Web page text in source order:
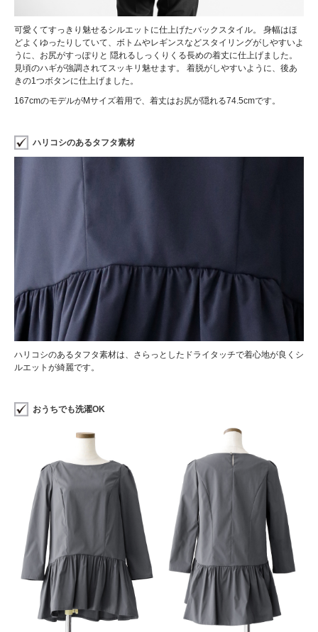
可愛くてすっきり魅せるシルエットに仕上げたバックスタイル。 身幅はほ
どよくゆったりしていて、ボトムやレギンスなどスタイリングがしやすいよ
うに、お尻がすっぽりと 隠れるしっくりくる長めの着丈に仕上げました。
見頃のハギが強調されてスッキリ魅せます。 着脱がしやすいように、後あ
きの1つボタンに仕上げました。
167cmのモデルがMサイズ着用で、着丈はお尻が隠れる74.5cmです。
ハリコシのあるタフタ素材
ハリコシのあるタフタ素材は、さらっとしたドライタッチで着心地が良くシ
ルエットが綺麗です。
おうちでも洗濯OK